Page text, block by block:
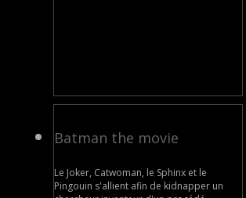
Batman the movie
Le Joker, Catwoman, le Sphinx et le
Pingouin s'allient afin de kidnapper un